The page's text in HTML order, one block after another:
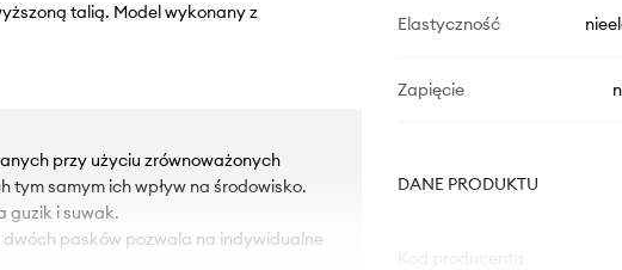
talią. Model wykonany z
przy użyciu zrównoważonych
samym ich wpływ na środowisko.
guzik i suwak.
pasków pozwala na indywidualne
Elastyczność
Zapięcie
DANE PRODUKTU